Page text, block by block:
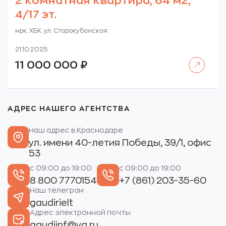
4/17 эт.
мрк. ХБК. ул. Старокубанская.
21.10.2025
11 000 000 ₽
АДРЕС НАШЕГО АГЕНТСТВА
Наш адрес в Краснодаре
ул. имени 40-летия Победы, 39/1, офис
53
с 09:00 до 19:00
8 800 7770154
с 09:00 до 19:00
+7 (861) 203-35-60
Наш телеграм
gaudirielt
Адрес электронной почты